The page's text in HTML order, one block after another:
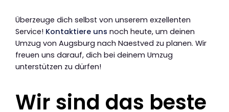
Überzeuge dich selbst von unserem exzellenten
Service! Kontaktiere uns noch heute, um deinen
Umzug von Augsburg nach Naestved zu planen. Wir
freuen uns darauf, dich bei deinem Umzug
unterstützen zu dürfen!
Wir sind das beste